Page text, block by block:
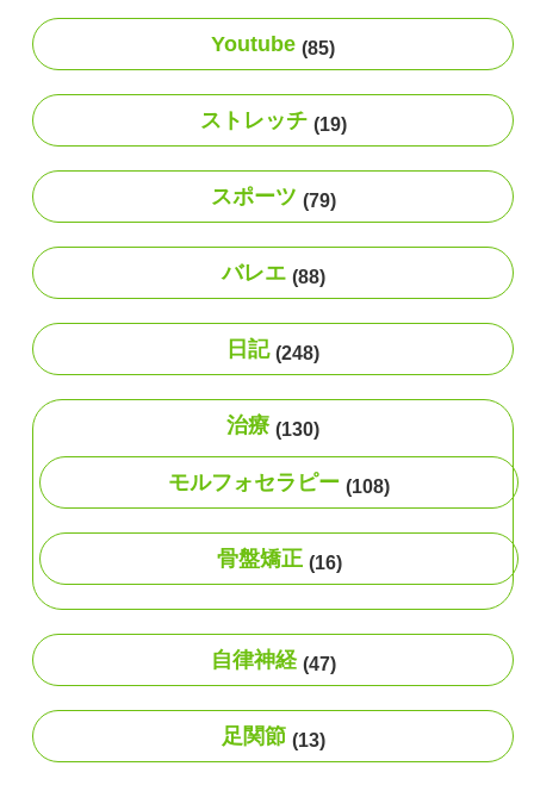
Youtube (85)
ストレッチ (19)
スポーツ (79)
バレエ (88)
日記 (248)
治療 (130)
モルフォセラピー (108)
骨盤矯正 (16)
自律神経 (47)
足関節 (13)